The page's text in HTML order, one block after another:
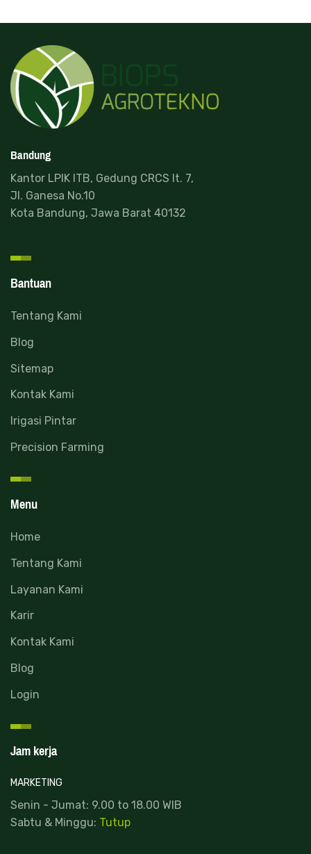
Bandung
Kantor LPIK ITB, Gedung CRCS lt. 7,
Jl. Ganesa No.10
Kota Bandung, Jawa Barat 40132
Bantuan
Tentang Kami
Blog
Sitemap
Kontak Kami
Irigasi Pintar
Precision Farming
Menu
Home
Tentang Kami
Layanan Kami
Karir
Kontak Kami
Blog
Login
Jam kerja
MARKETING
Senin - Jumat: 9.00 to 18.00 WIB
Sabtu & Minggu: Tutup